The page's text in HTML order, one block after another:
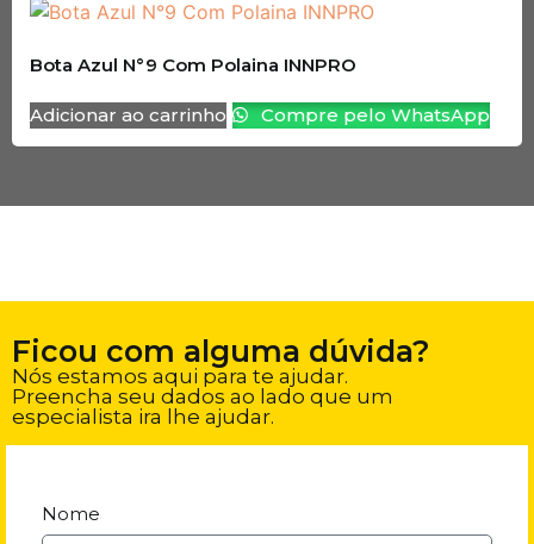
Bota Azul N°9 Com Polaina INNPRO
Adicionar ao carrinho Compre pelo WhatsApp
Ficou com alguma dúvida?
Nós estamos aqui para te ajudar.
Preencha seu dados ao lado que um
especialista ira lhe ajudar.
Nome